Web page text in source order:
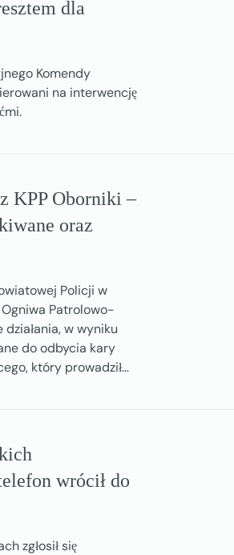
dla
Komendy
na interwencję
KPP Oborniki –
oraz
Policji w
Patrolowo-
w wyniku
do odbycia kary
który prowadził…
wrócił do
zgłosił się